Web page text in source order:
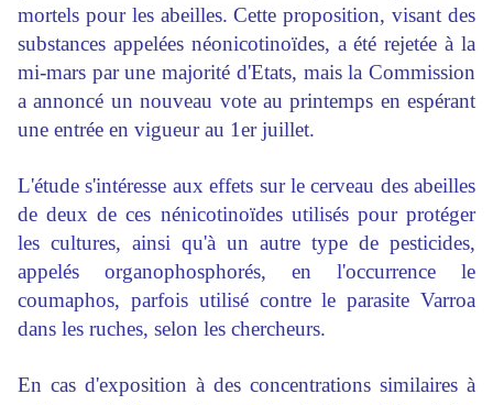
mortels pour les abeilles. Cette proposition, visant des
substances appelées néonicotinoïdes, a été rejetée à la
mi-mars par une majorité d'Etats, mais la Commission
a annoncé un nouveau vote au printemps en espérant
une entrée en vigueur au 1er juillet.
L'étude s'intéresse aux effets sur le cerveau des abeilles
de deux de ces nénicotinoïdes utilisés pour protéger
les cultures, ainsi qu'à un autre type de pesticides,
appelés organophosphorés, en l'occurrence le
coumaphos, parfois utilisé contre le parasite Varroa
dans les ruches, selon les chercheurs.
En cas d'exposition à des concentrations similaires à